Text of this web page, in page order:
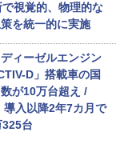
で視覚的、物理的な
を統一的に実施
ィーゼルエンジン
D」搭載車の国
が10万台超え /
導入以降2年7カ月で
台